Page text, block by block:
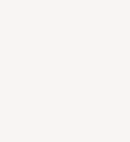
La nostra
rilassarsi e
emozionale
con gli